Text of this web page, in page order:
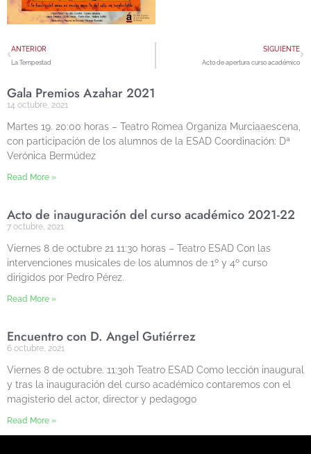
ANTERIOR
La Tempestad
SIGUIENTE
Acto de apertura curso académico
Gala Premios Azahar 2021
14 octubre, 2021
Martes 19. 20:00 horas – Teatro Romea Organiza Murciaaescena,
con participación de los alumnos de la ESAD Coordinación: Dª
Verónica Bermúdez
Read More »
Acto de inauguración del curso académico 2021-22
7 octubre, 2021
Viernes 8 de octubre 21 11:30 horas – Teatro ESAD Con las
intervenciones musicales de los alumnos de 1º y 4º curso
dirigidos por Pedro Pérez.
Read More »
Encuentro con D. Ángel Gutiérrez
6 octubre, 2021
Viernes 8 de octubre. 11:30h Teatro ESAD Como lección inaugural
y tras la inauguración del curso académico contaremos con el
magisterio del actor, director y pedagogo
Read More »